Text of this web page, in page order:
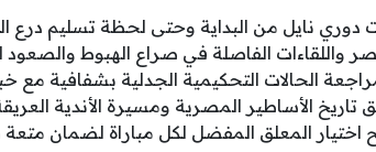
دوري نايل من البداية وحتى لحظة تسليم درع
الفاصلة في صراع الهبوط والصعود
الحالات التحكيمية الجدلية بشفافية مع
تاريخ الأساطير المصرية ومسيرة الأندية
اختيار المعلق المفضل لكل مباراة لضمان